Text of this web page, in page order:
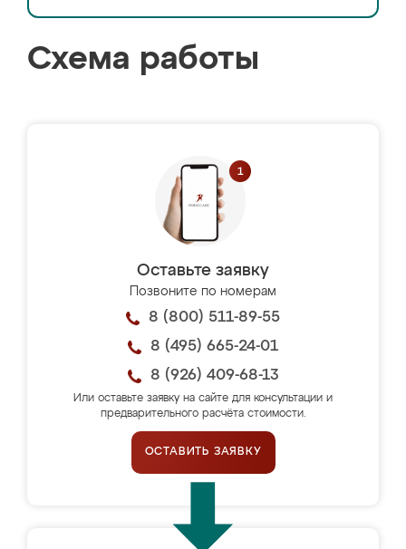
Схема работы
Оставьте заявку
Позвоните по номерам
8 (800) 511-89-55
8 (495) 665-24-01
8 (926) 409-68-13
Или оставьте заявку на сайте для консультации и
предварительного расчёта стоимости.
ОСТАВИТЬ ЗАЯВКУ